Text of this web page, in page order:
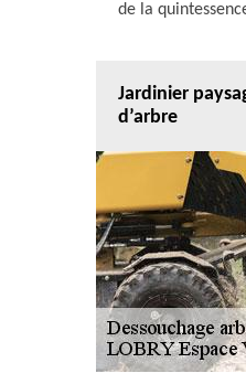
de la
Jardinier
d’arbre